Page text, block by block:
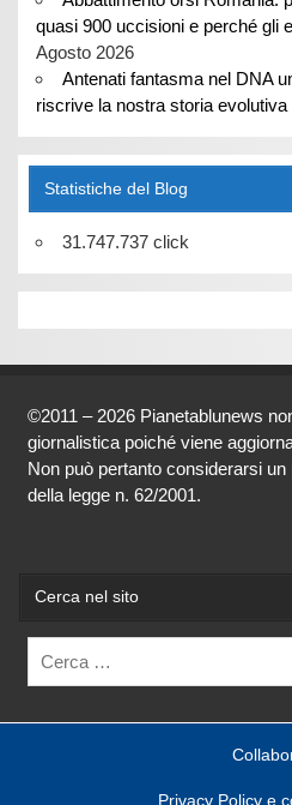
quasi 900 uccisioni e perché gli
Agosto 2026
Antenati fantasma nel DNA
riscrive la nostra storia evolutiva
Statistiche del Blog
31.747.737 click
©2011 – 2026 Pianetablunews
giornalistica poiché viene
Non può pertanto considerarsi
della legge n. 62/2001.
Cerca nel sito
Privacy Policy e